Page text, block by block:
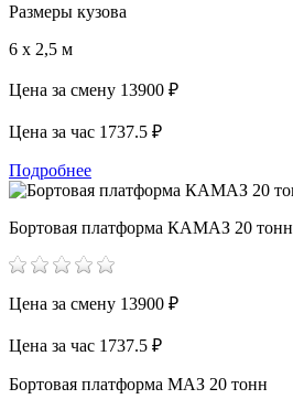
Размеры кузова
6 х 2,5 м
Цена за смену 13900 ₽
Цена за час 1737.5 ₽
Подробнее
Бортовая платформа КАМАЗ 20 тонн
Цена за смену 13900 ₽
Цена за час 1737.5 ₽
Бортовая платформа МАЗ 20 тонн